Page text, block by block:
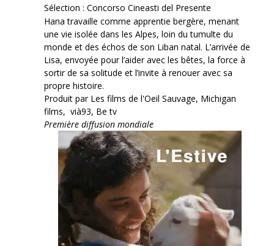
Sélection : Concorso Cineasti del Presente
Hana travaille comme apprentie bergère, menant
une vie isolée dans les Alpes, loin du tumulte du
monde et des échos de son Liban natal. L’arrivée de
Lisa, envoyée pour l’aider avec les bêtes, la force à
sortir de sa solitude et l’invite à renouer avec sa
propre histoire.
Produit par Les films de l'Oeil Sauvage, Michigan
films, vià93, Be tv
Première diffusion mondiale